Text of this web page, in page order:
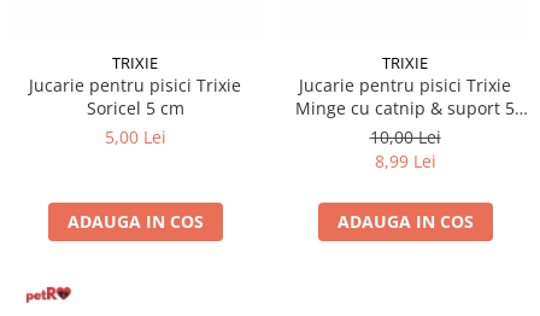
TRIXIE
Jucarie pentru pisici Trixie
Soricel 5 cm
5,00 Lei
ADAUGA IN COS
TRIXIE
Jucarie pentru pisici Trixie
Minge cu catnip & suport 5
cm
10,00 Lei
8,99 Lei
ADAUGA IN COS